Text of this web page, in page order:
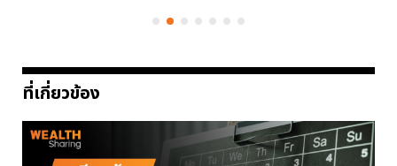
ที่เกี่ยวข้อง